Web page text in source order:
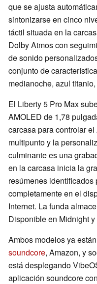
que se ajusta
sintonizarse en cinco
táctil situada en la
Dolby Atmos con
de sonido
conjunto de
medianoche, azul
El Liberty 5 Pro Max
AMOLED de 1,78
carcasa para controlar
multipunto y la
culminante es una
en la carcasa inicia la
resúmenes
completamente en el
Internet. La funda
Disponible en Midnight
Ambos modelos ya
soundcore, Amazon, y
está desplegando
aplicación soundcore